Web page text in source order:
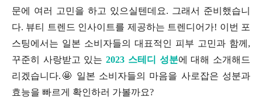
문에 여러 고민을 하고 있으실텐데요. 그래서 준비했습니
다. 뷰티 트렌드 인사이트를 제공하는 트렌디어가! 이번 포
스팅에서는 일본 소비자들의 대표적인 피부 고민과 함께,
꾸준히 사랑받고 있는2023 스테디 성분에 대해 소개해드
리겠습니다.🤩 일본 소비자들의 마음을 사로잡은 성분과
효능을 빠르게 확인하러 가볼까요?